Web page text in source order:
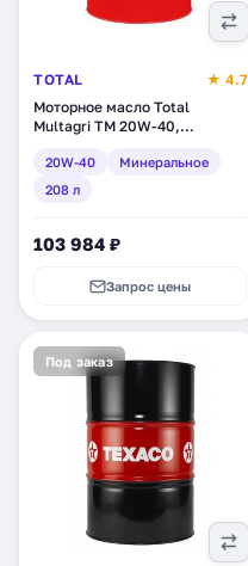
TOTAL
★ 4.7
Моторное масло Total
Multagri TM 20W-40,
20W-40
Минеральное
208 л
103 984 ₽
Запрос цены
Под заказ